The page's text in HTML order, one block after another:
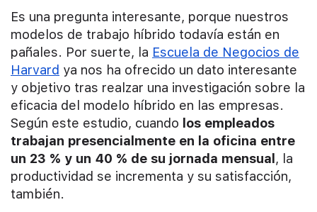
Es una pregunta interesante, porque nuestros
modelos de trabajo híbrido todavía están en
pañales. Por suerte, la Escuela de Negocios de
Harvard ya nos ha ofrecido un dato interesante
y objetivo tras realzar una investigación sobre la
eficacia del modelo híbrido en las empresas.
Según este estudio, cuando los empleados
trabajan presencialmente en la oficina entre
un 23 % y un 40 % de su jornada mensual , la
productividad se incrementa y su satisfacción,
también.